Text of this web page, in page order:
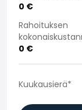
Laskutustiedot
Medialle
Kokemuksia
Reklamaatiot
0 €
Rahoituksen
0 €
Kuukausierä*